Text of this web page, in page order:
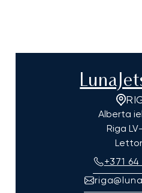
Alberta
Riga
+371 64